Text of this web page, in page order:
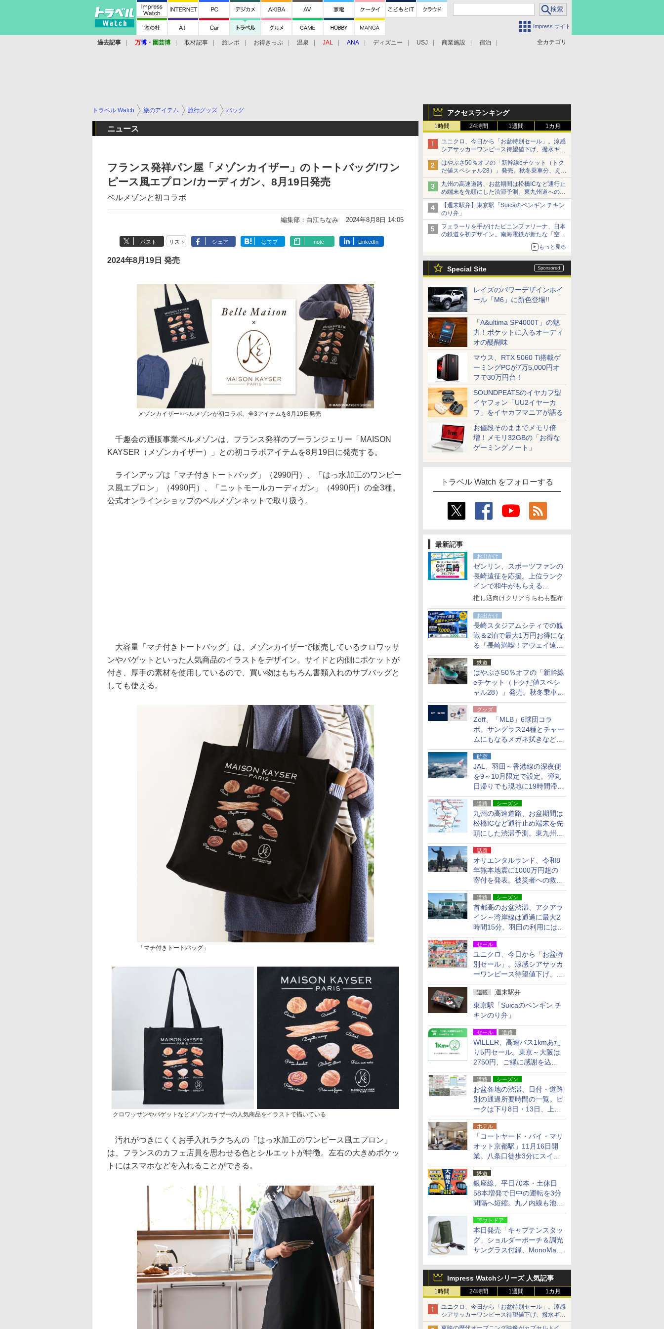
Impress サイト
全カテゴリ
過去記事 万博 ・ 園芸博 取材記事 旅レポ お得きっぷ 温泉 JAL ANA ディズニー USJ 商業施設 宿泊
アクセスランキング
1時間 24時間 1週間 1カ月
ユニクロ、今日から「お盆特別セール」。涼感
シアサッカーワンピース待望値下げ、撥水ギア
ショーツは1990円に
はやぶさ50％オフの「新幹線eチケット（トク
だ値スペシャル28）」発売。秋冬乗車分、えき
ねっと限定
九州の高速道路、お盆期間は松橋ICなど通行止
め端末を先頭にした渋滞予測。東九州道への迂
回は料金調整を実施
【週末駅弁】東京駅「Suicaのペンギン チキン
のり弁」
フェラーリを手がけたピニンファリーナ、日本
の鉄道を初デザイン。南海電鉄が新たな「空港
もっと見る
Special Site
レイズのパワーデザインホイ
ール「M6」に新色登場!!
「A&ultima SP4000T」の魅
力！ポケットに入るオーディ
オの醍醐味
マウス、RTX 5060 Ti搭載ゲ
ーミングPCが7万5,000円オ
フで30万円台！
SOUNDPEATSのイヤカフ型
イヤフォン「UU2イヤーカ
フ」をイヤカフマニアが語る
お値段そのままでメモリ倍
増！メモリ32GBの「お得な
ゲーミングノート」
トラベル Watch をフォローする
最新記事
お出かけ
ゼンリン、スポーツファンの
長崎遠征を応援。上位ランク
インで和牛がもらえる
「GO！GO！長崎スタンプラ
推し活向けクリアうちわも配布
お出かけ
長崎スタジアムシティでの観
戦＆2泊で最大1万円お得にな
る「長崎満喫！アウェイ遠征
応援キャンペーン」
鉄道
はやぶさ50％オフの「新幹線
eチケット（トクだ値スペシ
ャル28）」発売。秋冬乗車
分、えきねっと限定
グッズ
Zoff、「MLB」6球団コラ
ボ。サングラス24種とチャー
ムにもなるメガネ拭きなど雑
貨24種
航空
JAL、羽田～香港線の深夜便
を9～10月限定で設定。弾丸
日帰りでも現地に19時間滞在
できる
道路 シーズン
九州の高速道路、お盆期間は
松橋ICなど通行止め端末を先
頭にした渋滞予測。東九州道
への迂回は料金調整を実施
話題
オリエンタルランド、令和8
年熊本地震に1000万円超の
寄付を発表。被災者への救援
活動・復旧支援
道路 シーズン
首都高のお盆渋滞、アクアラ
イン～湾岸線は通過に最大2
時間15分。羽田の利用には
「空港西出口」の利用検討を
セール
ユニクロ、今日から「お盆特
別セール」。涼感シアサッカ
ーワンピース待望値下げ、撥
水ギアショーツは1990円に
連載 週末駅弁
東京駅「Suicaのペンギン チ
キンのり弁」
セール 道路
WILLER、高速バス1kmあた
り5円セール。東京～大阪は
2750円、ご縁に感謝を込め
た20周年記念キャンペーン
道路 シーズン
お盆各地の渋滞、日付・道路
別の通過所要時間の一覧。ピ
ークは下り8日・13日、上り
14日・15日
ホテル
「コートヤード・バイ・マリ
オット京都駅」11月16日開
業。八条口徒歩3分にスイー
ト含む全270室、ダイニング
も併設
鉄道
銀座線、平日70本・土休日
58本増発で日中の運転を3分
間隔へ短縮。丸ノ内線も池袋
～中野坂上を4分間隔に
アウトドア
本日発売「キャプテンスタッ
グ」ショルダーポーチ＆調光
サングラス付録、MonoMax
Impress Watchシリーズ 人気記事
1時間 24時間 1週間 1カ月
ユニクロ、今日から「お盆特別セール」。涼感
シアサッカーワンピース待望値下げ、撥水ギア
ショーツは1990円に
トラベル Watch 旅のアイテム 旅行グッズ バッグ
ニュース
フランス発祥パン屋「メゾンカイザー」のトートバッグ/ワン
ピース風エプロン/カーディガン、8月19日発売
ベルメゾンと初コラボ
編集部：白江ちなみ 2024年8月8日 14:05
ポスト リスト シェア はてブ note LinkedIn
2024年8月19日 発売
メゾンカイザー×ベルメゾンが初コラボ。全3アイテムを8月19日発売
千趣会の通販事業ベルメゾンは、フランス発祥のブーランジェリー「MAISON
KAYSER（メゾンカイザー）」との初コラボアイテムを8月19日に発売する。
ラインアップは「マチ付きトートバッグ」（2990円）、「はっ水加工のワンピー
ス風エプロン」（4990円）、「ニットモールカーディガン」（4990円）の全3種。
公式オンラインショップのベルメゾンネットで取り扱う。
大容量「マチ付きトートバッグ」は、メゾンカイザーで販売しているクロワッサ
ンやバゲットといった人気商品のイラストをデザイン。サイドと内側にポケットが
付き、厚手の素材を使用しているので、買い物はもちろん書類入れのサブバッグと
しても使える。
「マチ付きトートバッグ」
クロワッサンやバゲットなどメゾンカイザーの人気商品をイラストで描いている
汚れがつきにくくお手入れラクちんの「はっ水加工のワンピース風エプロン」
は、フランスのカフェ店員を思わせる色とシルエットが特徴。左右の大きめポケッ
トにはスマホなどを入れることができる。